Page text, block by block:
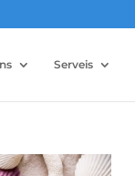
Serveis